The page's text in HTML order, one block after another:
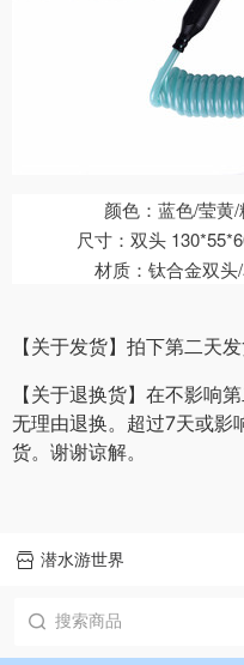
颜色：蓝色/莹黄
尺寸：双头
材质：钛合金双
【关于发货】拍下第二天
【关于退换货】在不影响
无理由退换。超过7天或影
货。谢谢谅解。
潜水游世界